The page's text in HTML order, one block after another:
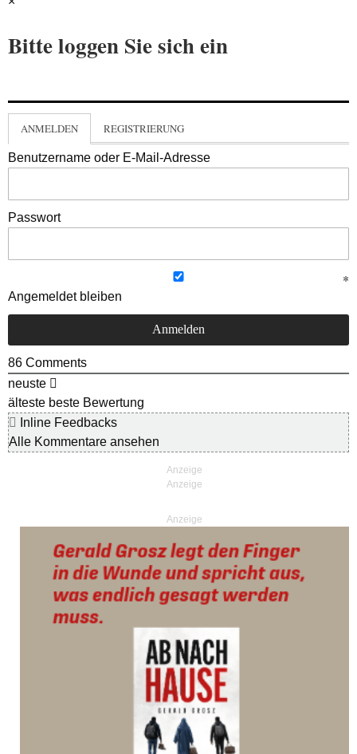
Bitte loggen Sie sich ein
ANMELDEN REGISTRIERUNG
Benutzername oder E-Mail-Adresse
Passwort
Angemeldet bleiben
86 Comments
neuste
älteste beste Bewertung
Inline Feedbacks
Alle Kommentare ansehen
Anzeige